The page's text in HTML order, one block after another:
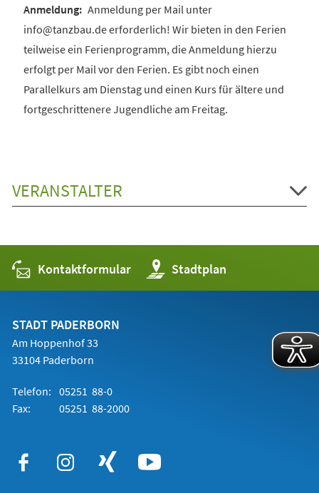
Anmeldung per Mail unter
info@tanzbau.de erforderlich! Wir bieten in den Ferien
teilweise ein Ferienprogramm, die Anmeldung hierzu
erfolgt per Mail vor den Ferien. Es gibt noch einen
Parallelkurs am Dienstag und einen Kurs für ältere und
fortgeschrittenere Jugendliche am Freitag.
VERANSTALTER
Kontaktformular Stadtplan
(Öffnet
in
einem
STADT PADERBORN
Am Hoppenhof 33
33104 Paderborn
Telefon: 05251 88-0
Fax:
05251 88-2000